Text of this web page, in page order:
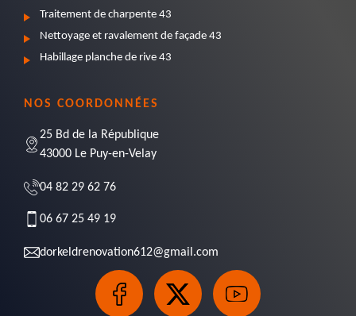
Traitement de charpente 43
Nettoyage et ravalement de façade 43
Habillage planche de rive 43
NOS COORDONNÉES
25 Bd de la République
43000 Le Puy-en-Velay
04 82 29 62 76
06 67 25 49 19
dorkeldrenovation612@gmail.com